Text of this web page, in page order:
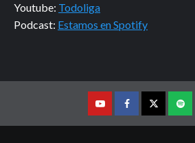
Youtube: Todoliga
Podcast: Estamos en Spotify
YoutubeFacebookTwitter